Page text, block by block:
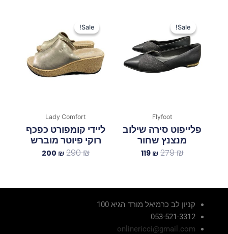
Sale!
Sale!
Flyfoot
פלייפוט סירה שילוב
מנצנץ שחור
279₪
היה:
279 ₪.
119 ₪
119 ₪.
Sale!
Sale!
Lady Comfort
ליידי קומפורט כפכף
רוקי פיוטר מוברש
290₪
היה:
290 ₪.
200 ₪
200 ₪.
קניון לב כרמיאל מורד הגיא 100
053-521-3312
onlinericci@gmail.com